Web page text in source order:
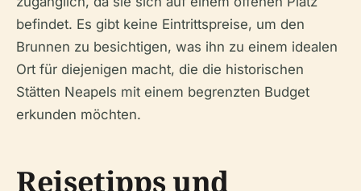
befindet. Es gibt keine Eintrittspreise, um den
Brunnen zu besichtigen, was ihn zu einem idealen
Ort für diejenigen macht, die die historischen
Stätten Neapels mit einem begrenzten Budget
erkunden möchten.
Reisetipps und